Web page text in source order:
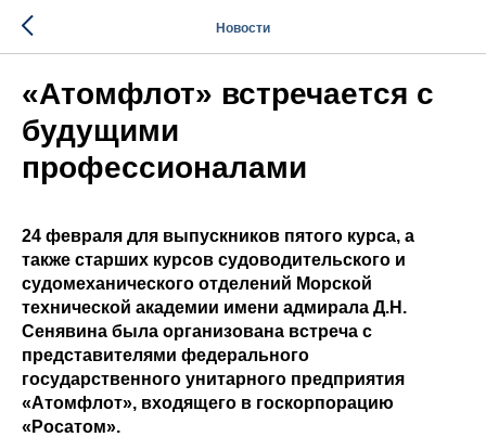
Новости
«Атомфлот» встречается с
будущими
профессионалами
24 февраля для выпускников пятого курса, а
также старших курсов судоводительского и
судомеханического отделений Морской
технической академии имени адмирала Д.Н.
Сенявина была организована встреча с
представителями федерального
государственного унитарного предприятия
«Атомфлот», входящего в госкорпорацию
«Росатом».